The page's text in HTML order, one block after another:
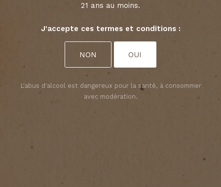
21 ans au moins.
J'accepte ces termes et conditions :
NON OUI
L'abus d'alcool est dangereux pour la santé, à consommer
avec modération.
cookies
Nous utilisons des cookies pour personnaliser le
contenu et analyser l’accès à notre site Web. Vous
pouvez choisir si vous n’acceptez que les cookies
nécessaires au fonctionnement du site Web ou si
vous souhaitez également autoriser les cookies de
suivi. Pour plus d’informations, veuillez consulter